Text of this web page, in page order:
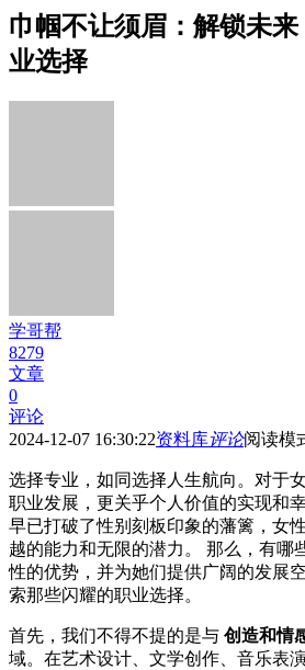
巾帼不让须眉：解锁未
业选择
学哥帮
8279
文章
0
评论
2024-12-07 16:30:22资料库评论阅读模
选择专业，如同选择人生航向。对于
职业发展，更关乎个人价值的实现和
早已打破了性别刻板印象的藩篱，女
越的能力和无限的潜力。 那么，有哪
性的优势，并为她们提供广阔的发展
索那些闪耀的职业选择。
首先，我们不得不提的是与 创造和情
域。在艺术设计、文学创作、音乐表